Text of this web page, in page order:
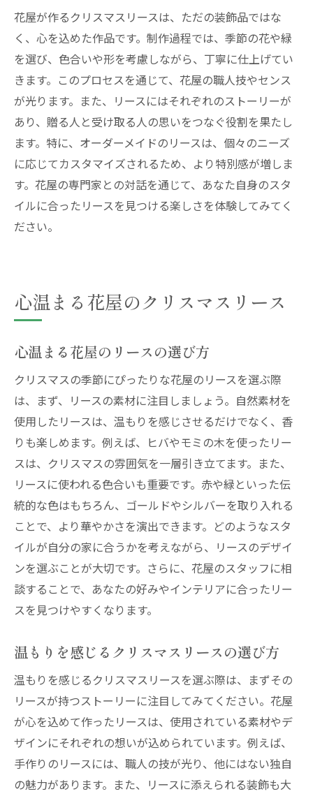
花屋が作るクリスマスリースは、ただの装飾品ではな
く、心を込めた作品です。制作過程では、季節の花や緑
を選び、色合いや形を考慮しながら、丁寧に仕上げてい
きます。このプロセスを通じて、花屋の職人技やセンス
が光ります。また、リースにはそれぞれのストーリーが
あり、贈る人と受け取る人の思いをつなぐ役割を果たし
ます。特に、オーダーメイドのリースは、個々のニーズ
に応じてカスタマイズされるため、より特別感が増しま
す。花屋の専門家との対話を通じて、あなた自身のスタ
イルに合ったリースを見つける楽しさを体験してみてく
ださい。
心温まる花屋のクリスマスリース
心温まる花屋のリースの選び方
クリスマスの季節にぴったりな花屋のリースを選ぶ際
は、まず、リースの素材に注目しましょう。自然素材を
使用したリースは、温もりを感じさせるだけでなく、香
りも楽しめます。例えば、ヒバやモミの木を使ったリー
スは、クリスマスの雰囲気を一層引き立てます。また、
リースに使われる色合いも重要です。赤や緑といった伝
統的な色はもちろん、ゴールドやシルバーを取り入れる
ことで、より華やかさを演出できます。どのようなスタ
イルが自分の家に合うかを考えながら、リースのデザイ
ンを選ぶことが大切です。さらに、花屋のスタッフに相
談することで、あなたの好みやインテリアに合ったリー
スを見つけやすくなります。
温もりを感じるクリスマスリースの選び方
温もりを感じるクリスマスリースを選ぶ際は、まずその
リースが持つストーリーに注目してみてください。花屋
が心を込めて作ったリースは、使用されている素材やデ
ザインにそれぞれの想いが込められています。例えば、
手作りのリースには、職人の技が光り、他にはない独自
の魅力があります。また、リースに添えられる装飾も大